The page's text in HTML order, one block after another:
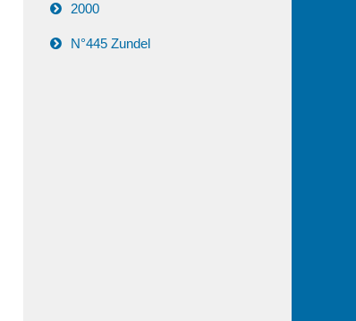
2000
N°445 Zundel